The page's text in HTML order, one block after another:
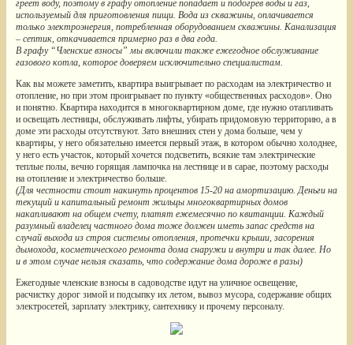
греет воду, поэтому в графу отопление попадает и подогрев воды и газ,
используемый для приготовления пищи. Вода из скважины, оплачивается
только электроэнергия, потребленная оборудованием скважины. Канализация
– септик, откачивается примерно раз в два года.
В графу “Членские взносы” мы включили также ежегодное обслуживание
газового котла, которое доверяем исключительно специалистам.
Как вы можете заметить, квартира выигрывает по расходам на электричество и
отопление, но при этом проигрывает по пункту «общественных расходов». Оно
и понятно. Квартира находится в многоквартирном доме, где нужно отапливать
и освещать лестницы, обслуживать лифты, убирать придомовую территорию, а в
доме эти расходы отсутствуют. Зато внешних стен у дома больше, чем у
квартиры, у него обязательно имеется первый этаж, в котором обычно холоднее,
у него есть участок, который хочется подсветить, всякие там электрические
теплые полы, вечно горящая лампочка на лестнице и в сарае, поэтому расходы
на отопление и электричество больше.
(Для честности стоит накинуть процентов 15-20 на амортизацию. Деньги на
текущий и капитальный ремонт жильцы многоквартирных домов
накапливают на общем счету, платят ежемесячно по квитанции. Каждый
разумный владелец частного дома тоже должен иметь запас средств на
случай выхода из строя системы отопления, протечки крыши, засорения
дымохода, косметического ремонта дома снаружи и внутри и так далее. Но
и в этом случае нельзя сказать, что содержание дома дороже в разы)
Ежегодные членские взносы в садоводстве идут на уличное освещение,
расчистку дорог зимой и подсыпку их летом, вывоз мусора, содержание общих
электросетей, зарплату электрику, сантехнику и прочему персоналу.